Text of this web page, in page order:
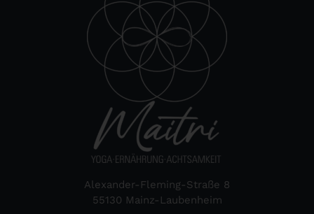
Alexander-Fleming-Straße 8
55130 Mainz-Laubenheim